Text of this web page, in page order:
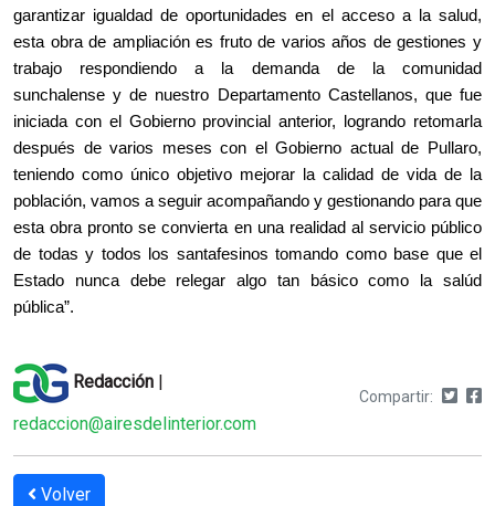
garantizar igualdad de oportunidades en el acceso a la salud,
esta obra de ampliación es fruto de varios años de gestiones y
trabajo respondiendo a la demanda de la comunidad
sunchalense y de nuestro Departamento Castellanos, que fue
iniciada con el Gobierno provincial anterior, logrando retomarla
después de varios meses con el Gobierno actual de Pullaro,
teniendo como único objetivo mejorar la calidad de vida de la
población, vamos a seguir acompañando y gestionando para que
esta obra pronto se convierta en una realidad al servicio público
de todas y todos los santafesinos tomando como base que el
Estado nunca debe relegar algo tan básico como la salúd
pública”.
Redacción |
redaccion@airesdelinterior.com
Compartir:
Volver